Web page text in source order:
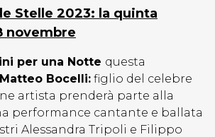
Stelle 2023: la quinta
novembre
per una Notte questa
Matteo Bocelli: figlio del celebre
artista prenderà parte alla
performance cantante e ballata
Alessandra Tripoli e Filippo